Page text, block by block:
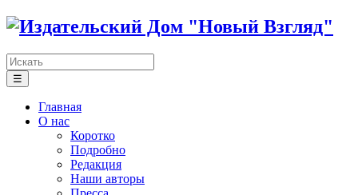
☰
Главная
О нас
Коротко
Подробно
Редакция
Наши авторы